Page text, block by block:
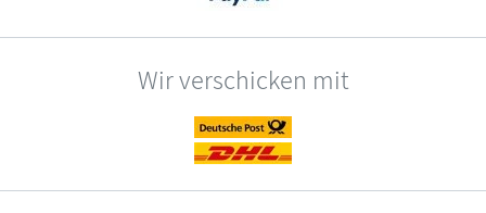
Wir verschicken mit